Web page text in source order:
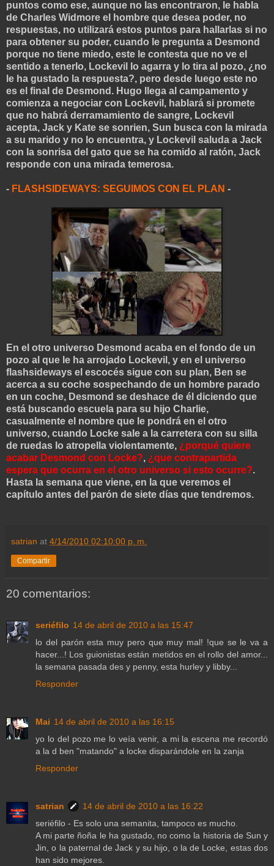
puntos como ese, aunque no las encontraron, le habla
de Charles Widmore el hombre que desea poder, no
respuestas, no utilizará estos puntos para hallarlas si no
para obtener su poder, cuando le pregunta a Desmond
porque no tiene miedo, este le contesta que no ve el
sentido a tenerlo, Lockevil lo agarra y lo tira al pozo, ¿no
le ha gustado la respuesta?, pero desde luego este no
es el final de Desmond. Hugo llega al campamento y
comienza a negociar con Lockevil, hablará si promete
que no habrá derramamiento de sangre, Lockevil
acepta, Jack y Kate se sonrien, Sun busca con la mirada
a su marido y no lo encuentra, y Lockevil saluda a Jack
con la sonrisa del gato que se ha comido al ratón, Jack
responde con una mirada temerosa.
- FLASHSIDEWAYS: SEGUIMOS CON EL PLAN -
En el otro universo Desmond acaba en el fondo de un
pozo al que le ha arrojado Lockevil, y en el universo
flashsideways el escocés sigue con su plan, Ben se
acerca a su coche sospechando de un hombre parado
en un coche, Desmond se deshace de él diciendo que
está buscando escuela para su hijo Charlie,
casualmente el nombre que le pondrá en el otro
universo, cuando Locke sale a la carretera con su silla
de ruedas lo atropella violentamente, ¿porqué quiere
acabar Desmond con Locke?, ¿que contrapartida
espera que ocurra en el otro universo si esto ocurre?.
Hasta la semana que viene, en la que veremos el
capítulo antes del parón de siete días que tendremos.
satrian at 4/14/2010 02:10:00 p. m.
Compartir
20 comentarios:
seriéfilo 14 de abril de 2010 a las 15:47
lo del parón esta muy pero que muy mal! !que se le va a
hacer...! Los guionistas están metidos en el rollo del amor...
la semana pasada des y penny, esta hurley y libby...
Responder
Mai 14 de abril de 2010 a las 16:15
yo lo del pozo me lo veía venir, a mi la escena me recordó
a la d ben "matando" a locke disparándole en la zanja
Responder
satrian
14 de abril de 2010 a las 16:22
seriéfilo - Es solo una semanita, tampoco es mucho.
A mi parte ñoña le ha gustado, no como la historia de Sun y
Jin, o la paternal de Jack y su hijo, o la de Locke, estas dos
han sido mejores.